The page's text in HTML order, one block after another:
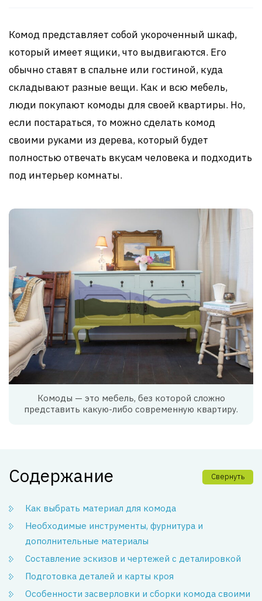
Комод представляет собой укороченный шкаф,
который имеет ящики, что выдвигаются. Его
обычно ставят в спальне или гостиной, куда
складывают разные вещи. Как и всю мебель,
люди покупают комоды для своей квартиры. Но,
если постараться, то можно сделать комод
своими руками из дерева, который будет
полностью отвечать вкусам человека и подходить
под интерьер комнаты.
Комоды — это мебель, без которой сложно
представить какую-либо современную квартиру.
Содержание Свернуть
Как выбрать материал для комода
Необходимые инструменты, фурнитура и
дополнительные материалы
Составление эскизов и чертежей с деталировкой
Подготовка деталей и карты кроя
Особенности засверловки и сборки комода своими